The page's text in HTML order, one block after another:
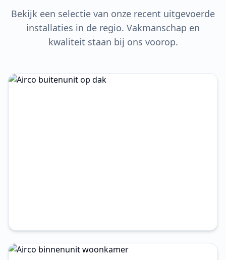
Bekijk een selectie van onze recent uitgevoerde
installaties in de regio. Vakmanschap en
kwaliteit staan bij ons voorop.